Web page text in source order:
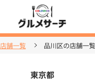
舗一覧 品川区の店舗一覧
東京都